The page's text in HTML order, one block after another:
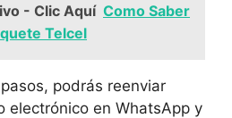
- Clic Aquí Como Saber
Telcel
podrás reenviar
electrónico en WhatsApp y⁢